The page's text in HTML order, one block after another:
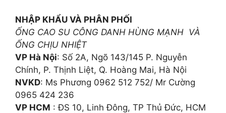
NHẬP KHẨU VÀ PHÂN PHỐI
ỐNG CAO SU CÔNG DANH HÙNG MẠNH VÀ
ỐNG CHỊU NHIỆT
VP Hà Nội: Số 2A, Ngõ 143/145 P. Nguyễn
Chính, P. Thịnh Liệt, Q. Hoàng Mai, Hà Nội
NVKD: Ms Phương 0962 512 752/ Mr Cường
0965 424 236
VP HCM : ĐS 10, Linh Đông, TP Thủ Đức, HCM